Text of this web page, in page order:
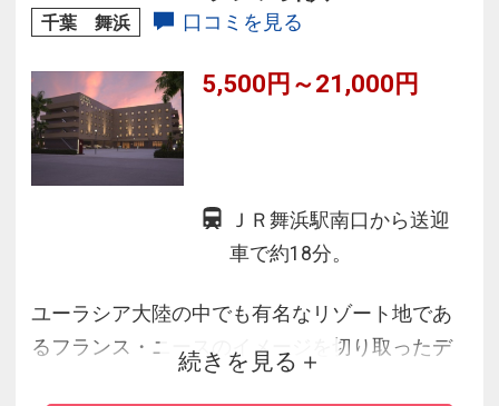
☆ホテル最上階には海が一望出来る、展望大浴
☆全館Wi-Fi接続サービス無料
千葉 舞浜 口コミを見る
5,500円～21,000円
ＪＲ舞浜駅南口から送迎
車で約18分。
ユーラシア大陸の中でも有名なリゾート地であ
るフランス・ニースのイメージを切り取ったデ
ザインをテーマとしました。２０代３０代の女
続きを見る